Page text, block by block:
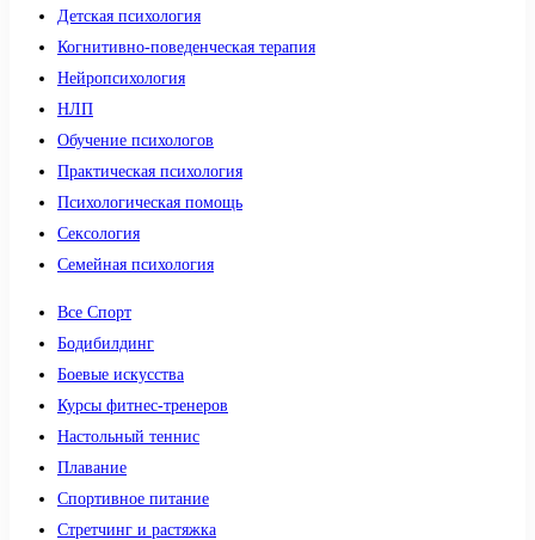
Детская психология
Когнитивно-поведенческая терапия
Нейропсихология
НЛП
Обучение психологов
Практическая психология
Психологическая помощь
Сексология
Семейная психология
Все Спорт
Бодибилдинг
Боевые искусства
Курсы фитнес-тренеров
Настольный теннис
Плавание
Спортивное питание
Стретчинг и растяжка